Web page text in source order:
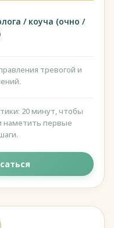
/ коуча (очно /
тревогой и
20 минут, чтобы
наметить первые